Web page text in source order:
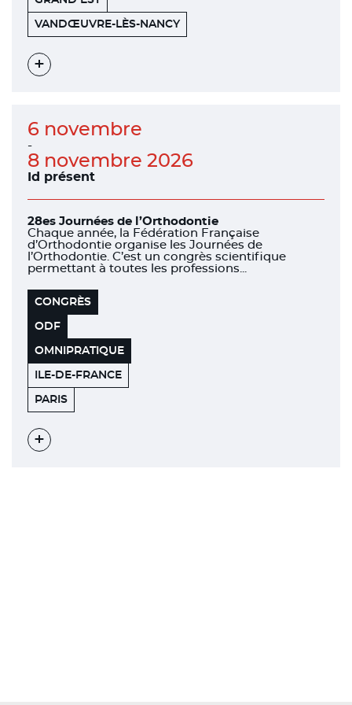
7
AVENUE
LA
FORÊT
DE
VANDŒUVRE-LÈS-NANCY
Voir
6 novembre
-
8 novembre 2026
Id présent
28es Journées de l’Orthodontie
Chaque année, la Fédération Française
d’Orthodontie organise les Journées de
l’Orthodontie. C’est un congrès scientifique
permettant à toutes les professions...
CONGRÈS
ODF
OMNIPRATIQUE
ILE-DE-FRANCE
PALAIS
DES
PARIS
Voir